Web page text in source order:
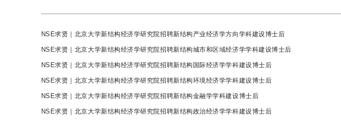
NSE求贤｜北京大学新结构经济学研究院招聘新结构产业经济学方向学科建设博士后
NSE求贤｜北京大学新结构经济学研究院招聘新结构城市和区域经济学学科建设博士后
NSE求贤｜北京大学新结构经济学研究院招聘新结构国际经济学学科建设博士后
NSE求贤｜北京大学新结构经济学研究院招聘新结构环境经济学学科建设博士后
NSE求贤｜北京大学新结构经济学研究院招聘新结构金融学学科建设博士后
NSE求贤｜北京大学新结构经济学研究院招聘新结构政治经济学学科建设博士后